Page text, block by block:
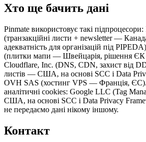
Хто ще бачить дані
Pinmate використовує такі
(транзакційні листи + newsletter —
адекватність для організацій під
(плитки мапи — Швейцарія, рішення ЄК
Cloudflare, Inc. (DNS, CDN, захист від
листів — США, на основі SCC і Data
OVH SAS (хостинг VPS — Франція, ЄС).
аналітичні cookies: Google LLC (Tag
США, на основі SCC і Data Privacy
не передаємо дані нікому іншому.
Контакт